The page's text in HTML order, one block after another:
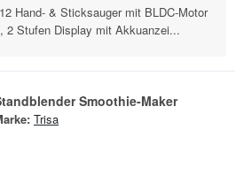
Hand- & Sticksauger mit BLDC-Motor
2 Stufen Display mit Akkuanzei...
Smoothie-Maker
Trisa